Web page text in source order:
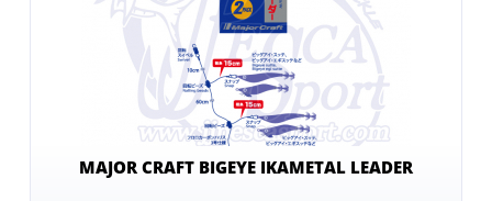
MAJOR CRAFT BIGEYE IKAMETAL LEADER